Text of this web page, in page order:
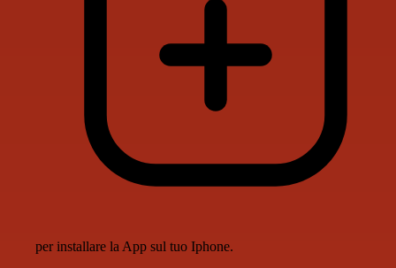
per installare la App sul tuo Iphone.